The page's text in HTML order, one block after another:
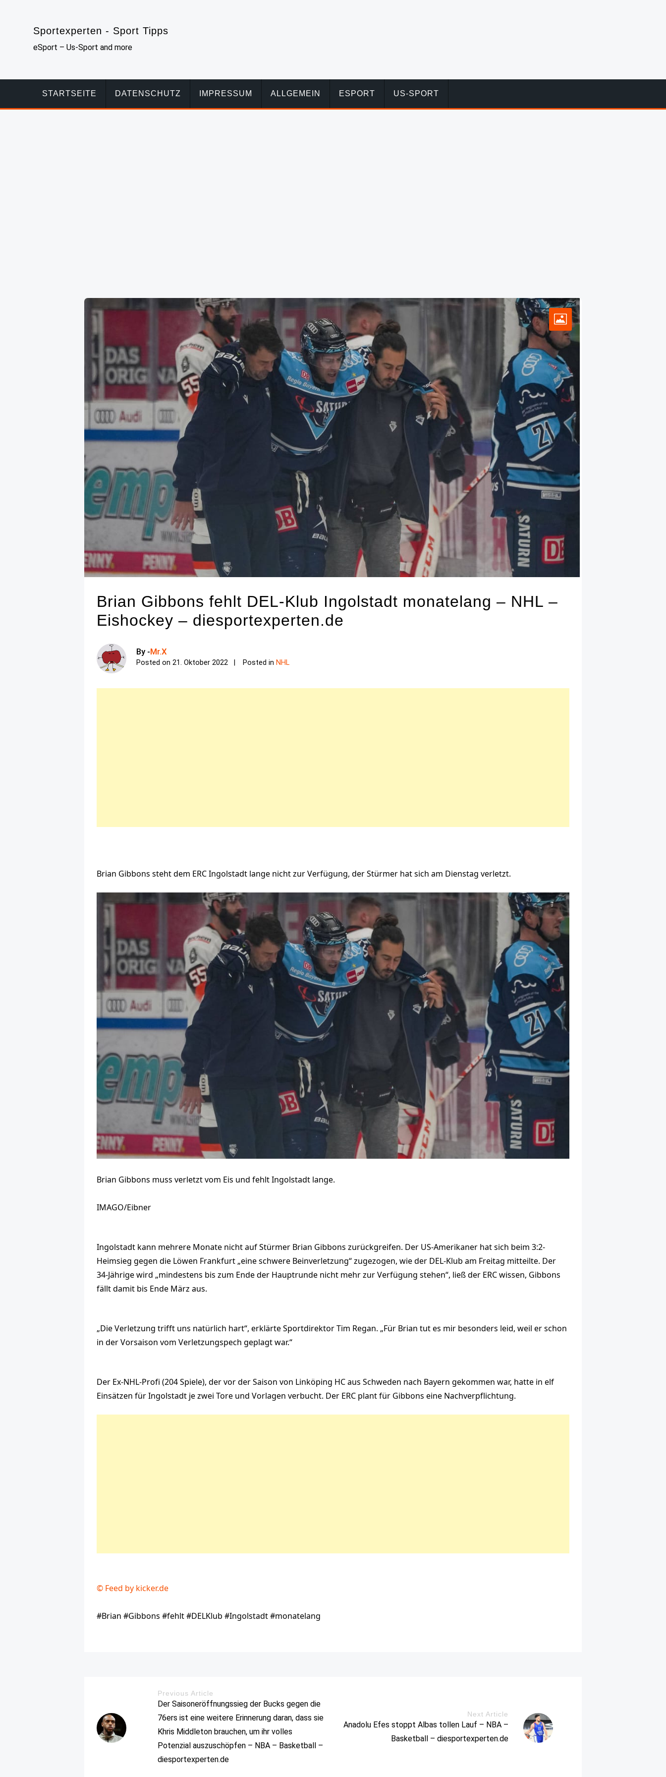
Sportexperten - Sport Tipps
eSport – Us-Sport and more
STARTSEITE DATENSCHUTZ IMPRESSUM ALLGEMEIN ESPORT US-SPORT
Brian Gibbons fehlt DEL-Klub Ingolstadt monatelang – NHL –
Eishockey – diesportexperten.de
By -Mr.X
Posted on21. Oktober 2022 Posted in NHL
Brian Gibbons steht dem ERC Ingolstadt lange nicht zur Verfügung, der Stürmer hat sich am Dienstag verletzt.
Brian Gibbons muss verletzt vom Eis und fehlt Ingolstadt lange.
IMAGO/Eibner
Ingolstadt kann mehrere Monate nicht auf Stürmer Brian Gibbons zurückgreifen. Der US-Amerikaner hat sich beim 3:2-
Heimsieg gegen die Löwen Frankfurt „eine schwere Beinverletzung“ zugezogen, wie der DEL-Klub am Freitag mitteilte. Der
34-Jährige wird „mindestens bis zum Ende der Hauptrunde nicht mehr zur Verfügung stehen“, ließ der ERC wissen, Gibbons
fällt damit bis Ende März aus.
„Die Verletzung trifft uns natürlich hart“, erklärte Sportdirektor Tim Regan. „Für Brian tut es mir besonders leid, weil er schon
in der Vorsaison vom Verletzungspech geplagt war.“
Der Ex-NHL-Profi (204 Spiele), der vor der Saison von Linköping HC aus Schweden nach Bayern gekommen war, hatte in elf
Einsätzen für Ingolstadt je zwei Tore und Vorlagen verbucht. Der ERC plant für Gibbons eine Nachverpflichtung.
© Feed by kicker.de
#Brian #Gibbons #fehlt #DELKlub #Ingolstadt #monatelang
Previous Article
Der Saisoneröffnungssieg der Bucks gegen die
76ers ist eine weitere Erinnerung daran, dass sie
Khris Middleton brauchen, um ihr volles
Potenzial auszuschöpfen – NBA – Basketball –
diesportexperten.de
Next Article
Anadolu Efes stoppt Albas tollen Lauf – NBA –
Basketball – diesportexperten.de